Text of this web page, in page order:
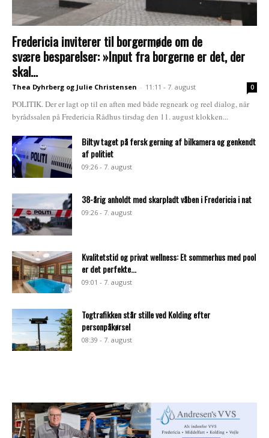
Fredericia inviterer til borgermøde om de
svære besparelser: »Input fra borgerne er det, der
skal...
Thea Dyhrberg og Julie Christensen - 11:11 - 7. august 0
POLITIK. Der er lagt op til en aften med både regneark og reel dialog, når
byrådssalen på Fredericia Rådhus tirsdag den 11. august klokken...
Biltyv taget på fersk gerning af bilkamera og genkendt
af politiet
09:26 - 7. august
38-årig anholdt med skarpladt våben i Fredericia i nat
09:26 - 7. august
Kvalitetstid og privat wellness: Et sommerhus med pool
er det perfekte...
09:01 - 7. august
Togtrafikken står stille ved Kolding efter
personpåkørsel
08:39 - 7. august